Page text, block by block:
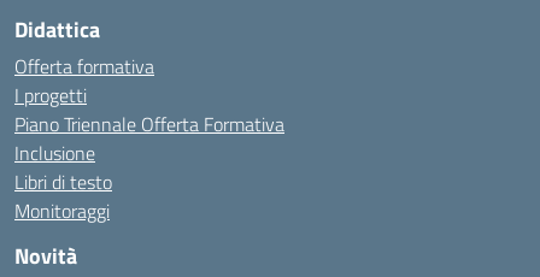
Didattica
Offerta formativa
I progetti
Piano Triennale Offerta Formativa
Inclusione
Libri di testo
Monitoraggi
Novità